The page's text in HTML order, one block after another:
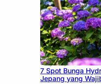
July 23, 2026
7 Spot Bunga
Jepang yang